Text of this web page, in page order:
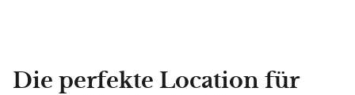
Die perfekte Location für